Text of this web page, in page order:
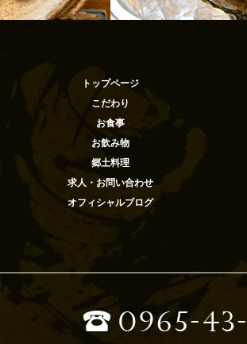
トップページ
こだわり
お食事
お飲み物
郷土料理
求人・お問い合わせ
オフィシャルブログ